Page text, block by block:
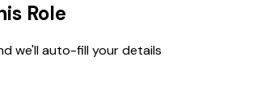
Role
we'll auto-fill your details